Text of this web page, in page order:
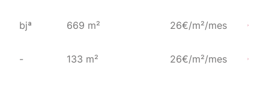
bjª 669 m² 26€/m²/mes
- 133 m² 26€/m²/mes